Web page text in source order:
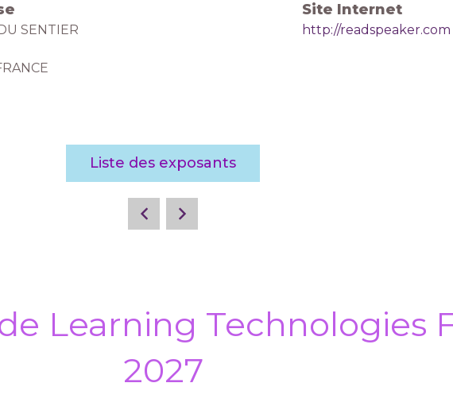
SENTIER
Site Internet
http://readspeaker.com
Liste des exposants
Learning Technologies
2027